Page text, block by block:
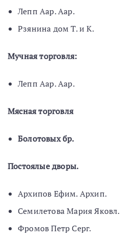
Лепп Аар. Аар.
Рзянина дом Т. и К.
Мучная торговля:
Лепп Аар. Аар.
Мясная торговля
Болотовых бр.
Постоялые дворы.
Архипов Ефим. Архип.
Ceмилетовa Мария Яковл.
Фромов Петр Серг.